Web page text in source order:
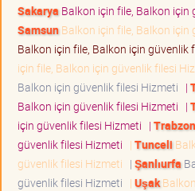
Sakarya Balkon için file, Balkon için
SamsunBalkon için file, Balkon için
Balkon için file, Balkon için güvenlik
için file, Balkon için güvenlik filesi
Balkon için güvenlik filesi Hizmeti |
Balkon için güvenlik filesi Hizmeti |
için güvenlik filesi Hizmeti | Trabzon
güvenlik filesi Hizmeti | Tunceli
güvenlik filesi Hizmeti | Şanlıurfa
güvenlik filesi Hizmeti | Uşak